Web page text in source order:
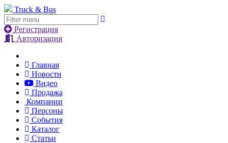
Truck & Bus
Регистрация
Авторизация
Главная
Новости
Видео
Продажа
Компании
Персоны
События
Каталог
Статьи